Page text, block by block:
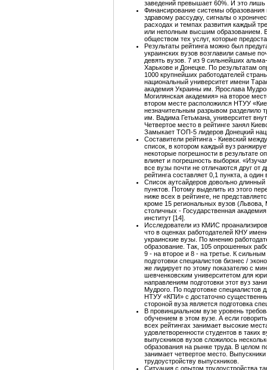
заведений превышает 60%. И это лишь
Финансирование системы образования
здравому рассудку, сигналы о
расходах и темпах развития каждый
или неполным высшим образованием. В
обществом тех услуг, которые
Результаты рейтинга можно был
украинских вузов возглавили самые
девять вузов. 7 из 9 сильнейших
Харькове и Донецке. По результатам
1000 крупнейших работодателей
национальный университет имени
академия Украины им. Ярослава
Могилянская академия» на второе
втором месте расположился НТУУ
незначительным разрывом разделило
им. Вадима Гетьмана, университет
Четвертое место в рейтинге занял
Замыкает ТОП-5 лидеров Донецкий
Составители рейтинга - Киевский
список, в котором каждый вуз
некоторые погрешности в результате
влияет и погрешность выборки.
все вузы почти не отличаются друг от
рейтинга составляет 0,1 пункта, а
Список аутсайдеров довольно длинный
пунктов. Потому выделить из этого
ниже всех в рейтинге, не
кроме 15 региональных вузов
столичных - Государственная
институт [14].
Исследователи из КМИС
что в оценках работодателей КНУ
украинские вузы. По мнению
образование. Так, 105 опрошенных
9 - на второе и 8 - на третье. К
подготовки специалистов бизнес /
же лидирует по этому показателю с
шевченковским университетом для
направлениям подготовки этот вуз
Мудрого. По подготовке специалистов
НТУУ «КПИ» с достаточно
стороной вуза является подготовка
В провинциальном вузе уровень
обучением в этом вузе. А если
всех рейтингах занимает высокие
удовлетворенности студентов в таких
выпускников вузов сложилось
образования на рынке труда. В целом
занимает четвертое место.
трудоустройству выпускников.
Ситуация с опытом трудоустройства